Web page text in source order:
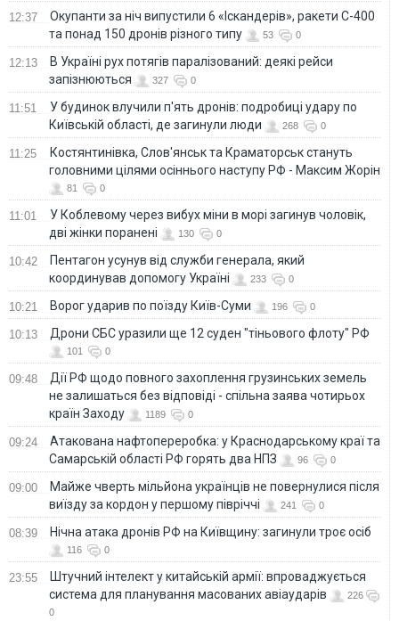
12:37
Окупанти за ніч випустили 6 «Іскандерів», ракети С-400
та понад 150 дронів різного типу
53 0
12:13
В Україні рух потягів паралізований: деякі рейси
запізнюються
327 0
11:51
У будинок влучили п'ять дронів: подробиці удару по
Київській області, де загинули люди
268 0
11:25
Костянтинівка, Слов'янськ та Краматорськ стануть
головними цілями осіннього наступу РФ - Максим Жорін
81 0
11:01
У Коблевому через вибух міни в морі загинув чоловік,
дві жінки поранені
130 0
10:42
Пентагон усунув від служби генерала, який
координував допомогу Україні
233 0
10:21 Ворог ударив по поїзду Київ-Суми 196 0
10:13 Дрони СБС уразили ще 12 суден "тіньового флоту" РФ
101 0
09:48
Дії РФ щодо повного захоплення грузинських земель
не залишаться без відповіді - спільна заява чотирьох
країн Заходу
1189 0
09:24
Атакована нафтопереробка: у Краснодарському краї та
Самарській області РФ горять два НПЗ
96 0
09:00
Майже чверть мільйона українців не повернулися після
виїзду за кордон у першому півріччі
241 0
08:39 Нічна атака дронів РФ на Київщину: загинули троє осіб
116 0
23:55
Штучний інтелект у китайській армії: впроваджується
система для планування масованих авіаударів
226
0